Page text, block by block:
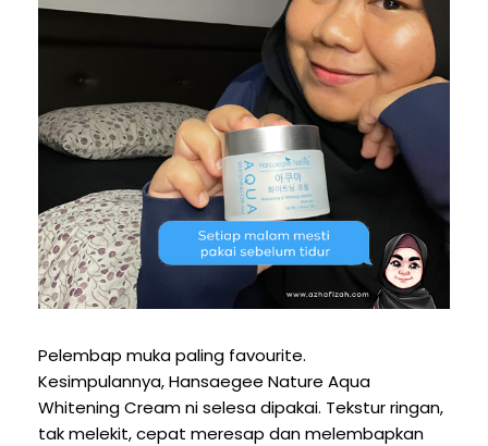
Pelembap muka paling favourite.
Kesimpulannya, Hansaegee Nature Aqua
Whitening Cream ni selesa dipakai. Tekstur ringan,
tak melekit, cepat meresap dan melembapkan